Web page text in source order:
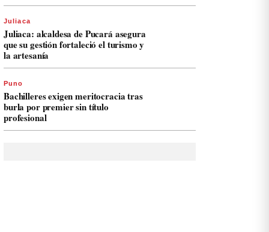
Juliaca
Juliaca: alcaldesa de Pucará asegura
que su gestión fortaleció el turismo y
la artesanía
Puno
Bachilleres exigen meritocracia tras
burla por premier sin título
profesional